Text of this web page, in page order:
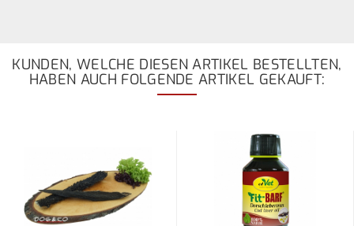
KUNDEN, WELCHE DIESEN ARTIKEL BESTELLTEN,
HABEN AUCH FOLGENDE ARTIKEL GEKAUFT: